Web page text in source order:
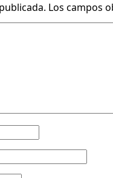
Los campos